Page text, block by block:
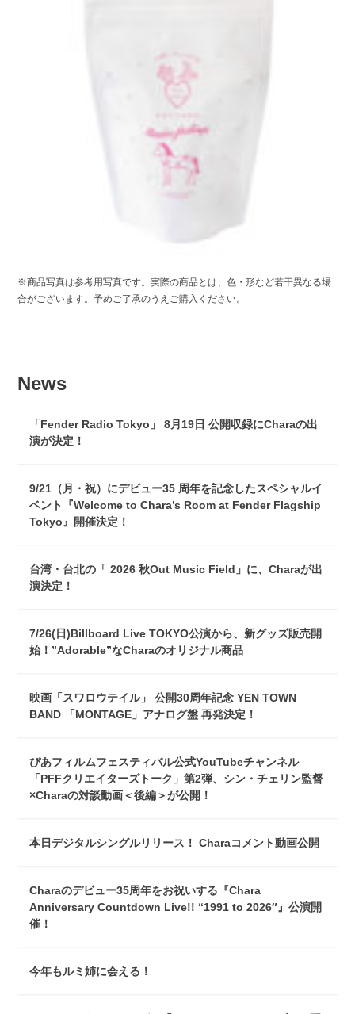
※商品写真は参考用写真です。実際の商品とは、色・形など若干異なる場
合がございます。予めご了承のうえご購入ください。
News
「Fender Radio Tokyo」 8月19日 公開収録にCharaの出
演が決定！
9/21（月・祝）にデビュー35 周年を記念したスペシャルイ
ベント『Welcome to Chara’s Room at Fender Flagship
Tokyo』開催決定！
台湾・台北の「 2026 秋Out Music Field」に、Charaが出
演決定！
7/26(日)Billboard Live TOKYO公演から、新グッズ販売開
始！”Adorable”なCharaのオリジナル商品
映画「スワロウテイル」 公開30周年記念 YEN TOWN
BAND 「MONTAGE」アナログ盤 再発決定！
ぴあフィルムフェスティバル公式YouTubeチャンネル
「PFFクリエイターズトーク」第2弾、シン・チェリン監督
×Charaの対談動画＜後編＞が公開！
本日デジタルシングルリリース！ Charaコメント動画公開
Charaのデビュー35周年をお祝いする『Chara
Anniversary Countdown Live!! “1991 to 2026″』公演開
催！
今年もルミ姉に会える！